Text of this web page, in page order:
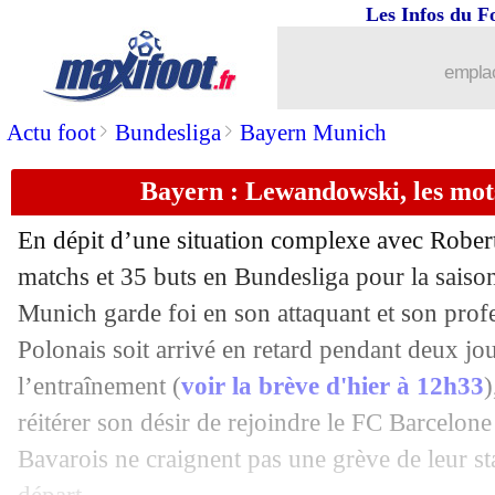
Actu foot> Bundesliga> Bayern Munich
Les Infos du
Bayern : Lewandowski, les
En dépit d’une situation complexe avec
matchs et 35 buts en Bundesliga pour la
Munich garde foi en son attaquant et son
Polonais soit arrivé en retard pendant deux
l’entraînement (voir la brève d'hier à 12h33
réitérer son désir de rejoindre le FC
Bavarois ne craignent pas une grève de leur
Tottenham : le talent Spence en
15/07 Lorient: Laurienté veut partir
: Verratti déclare sa flamme à la
15/07 Lens: Man Utd pense aussi à Clauss
15/07 EdF (f): Euro terminé pour Katoto !
15/07 Troyes : le club dément pour Irles
15/07 Amical : le premier onze de Galtier
15/07 Barça: Lewandowski, c'est bientôt